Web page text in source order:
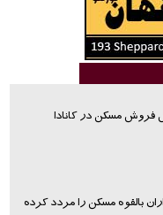
مسکن در کانادا
بالقوه مسکن را مردد کرده